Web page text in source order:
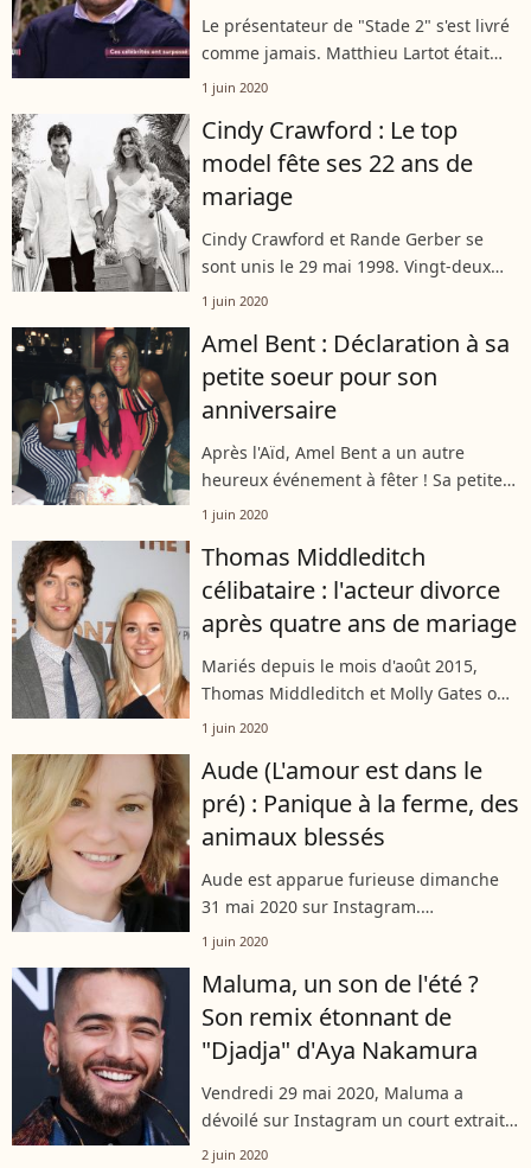
Le présentateur de "Stade 2" s'est livré
comme jamais. Matthieu Lartot était
l'invité de Faustine Bollart dans "Ça
ce lundi 1er juin 2020. Et il...
1 juin 2020
Cindy Crawford : Le top
model fête ses 22 ans de
mariage
Cindy Crawford et Rande Gerber se
sont unis le 29 mai 1998. Vingt-deux
ans plus tard, le couple est toujours
déclarations à l'occasion de leurs...
1 juin 2020
Amel Bent : Déclaration à sa
petite soeur pour son
anniversaire
Après l'Aïd, Amel Bent a un autre
heureux événement à fêter ! Sa petite
soeur, Mel, a eu 27 ans. À cette
Voice" lui a adressé une adorable
déclaration.
1 juin 2020
Thomas Middleditch
célibataire : l'acteur divorce
après quatre ans de mariage
Mariés depuis le mois d'août 2015,
Thomas Middleditch et Molly Gates ont
décidé de demander le divorce. S'ils
séparation pourraient bien changer...
1 juin 2020
Aude (L'amour est dans le
pré) : Panique à la ferme, des
animaux blessés
Aude est apparue furieuse dimanche
31 mai 2020 sur Instagram.
L'agricultrice révélée dans "L'amour est
à gérer les vaches de sa ferme depuis...
1 juin 2020
Maluma, un son de l'été ?
Son remix étonnant de
"Djadja" d'Aya Nakamura
Vendredi 29 mai 2020, Maluma a
dévoilé sur Instagram un court extrait
sonore de sa dernière création : un
2 juin 2020